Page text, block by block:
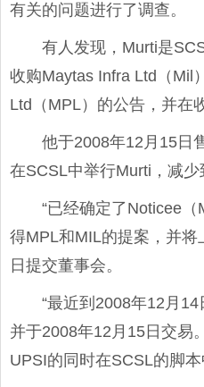
有关的问题进行了调查。
有人发现，Murti是
收购Maytas Infra Ltd（Mil
Ltd（MPL）的公告，并在
他于2008年12月15日
在SCSL中举行Murti，减少
“已经确定了Noticee
得MPL和MIL的提案，并
日提交董事会。
“最近到2008年12月14
并于2008年12月15日交易
UPSI的同时在SCSL的脚本